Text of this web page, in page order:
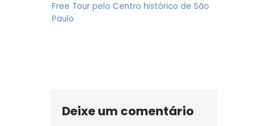
Free Tour pelo Centro histórico de São
Paulo
Deixe um comentário